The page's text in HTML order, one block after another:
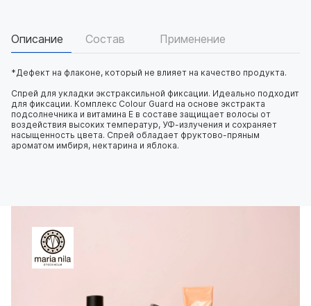
Описание Состав Применение
*Дефект на флаконе, который не влияет на качество продукта.
Спрей для укладки экстраксильной фиксации. Идеально подходит
для фиксации. Комплекс Colour Guard на основе экстракта
подсолнечника и витамина Е в составе защищает волосы от
воздействия высоких температур, УФ-излучения и сохраняет
насыщенность цвета. Спрей обладает фруктово-пряным
ароматом имбиря, нектарина и яблока.